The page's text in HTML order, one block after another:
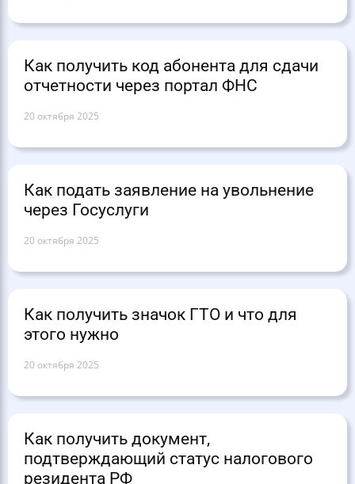
Как получить код абонента для сдачи
отчетности через портал ФНС
20 октября 2025
Как подать заявление на увольнение
через Госуслуги
20 октября 2025
Как получить значок ГТО и что для
этого нужно
20 октября 2025
Как получить документ,
подтверждающий статус налогового
резидента РФ